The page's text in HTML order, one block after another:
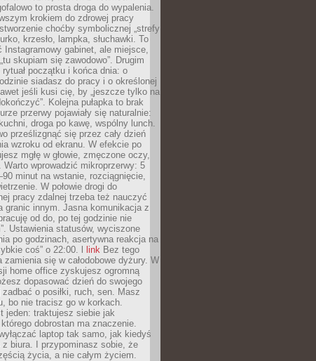
to prosta droga do wypalenia.
krokiem do zdrowej pracy
choćby symbolicznej „strefy
krzesło, lampka, słuchawki. To
Instagramowy gabinet, ale miejsce,
skupiam się zawodowo”. Drugim
początku i końca dnia: o
siadasz do pracy i o określonej
jeśli kusi cię, by „jeszcze tylko na
Kolejna pułapka to brak
przerwy pojawiały się naturalnie:
droga po kawę, wspólny lunch.
prześlizgnąć się przez cały dzień
wzroku od ekranu. W efekcie po
mgłę w głowie, zmęczone oczy,
Warto wprowadzić mikroprzerwy: 5
minut na wstanie, rozciągnięcie,
W połowie drogi do
pracy zdalnej trzeba też nauczyć
granic innym. Jasna komunikacja z
od do, po tej godzinie nie
Ustawienia statusów, wyciszone
po godzinach, asertywna reakcja na
coś” o 22:00. l
link Bez tego
zamienia się w całodobowe dyżury. W
home office zyskujesz ogromną
dopasować dzień do swojego
o posiłki, ruch, sen. Masz
bo nie tracisz go w korkach.
jeden: traktujesz siebie jak
dobrostan ma znaczenie.
laptop tak samo, jak kiedyś
z biura. I przypominasz sobie, że
życia, a nie całym życiem.